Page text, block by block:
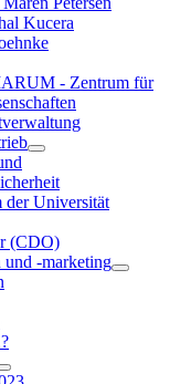
Kucera
- Zentrum für
der Universität
(CDO)
-marketing